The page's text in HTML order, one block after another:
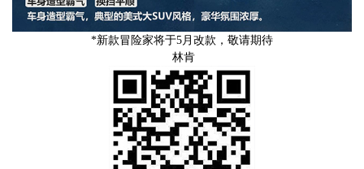
*新款冒险家将于5月改款，敬请期待
林肯